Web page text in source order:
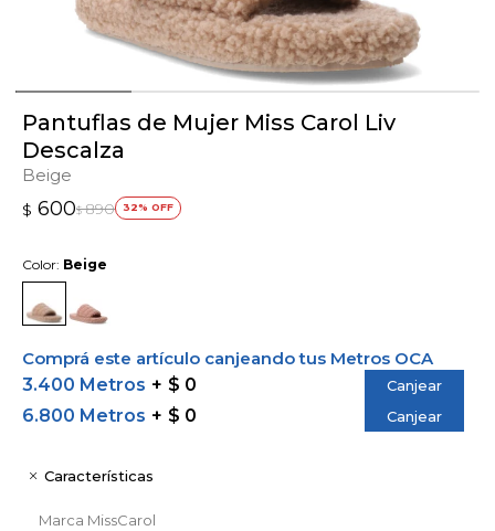
Pantuflas de Mujer Miss Carol Liv
Descalza
Beige
$ 600$ 890 32
Color: Beige
Comprá este artículo canjeando tus Metros OCA
3.400 Metros
$ 0 Canjear
6.800 Metros $ 0 Canjear
Características
Marca MissCarol